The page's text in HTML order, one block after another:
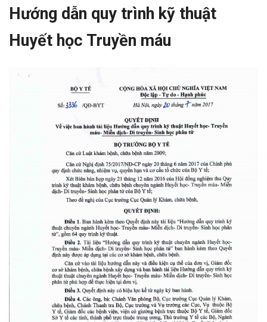
Hướng dẫn quy trình kỹ thuật
Huyết học Truyền máu